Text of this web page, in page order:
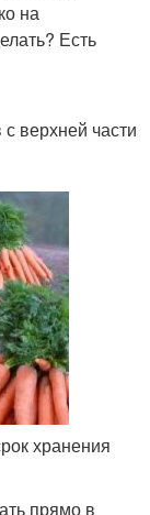
на
Есть
верхней части
хранения
прямо в